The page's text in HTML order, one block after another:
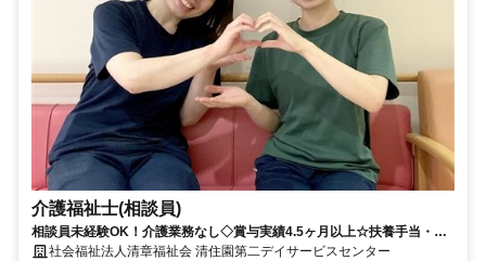
介護福祉士(相談員)
相談員未経験OK！介護業務なし◇賞与実績4.5ヶ月以上☆扶養手当・住
宅手当あり◆日休み＆残業ほぼなし☆【姫路市・姫路駅・デイサービ
社会福祉法人清章福祉会 清住園第二デイサービスセンター